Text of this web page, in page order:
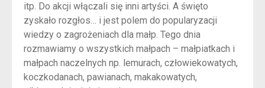
itp. Do akcji włączali się inni artyści. A święto
zyskało rozgłos… i jest polem do popularyzacji
wiedzy o zagrożeniach dla małp. Tego dnia
rozmawiamy o wszystkich małpach – małpiatkach i
małpach naczelnych np. lemurach, człowiekowatych,
koczkodanach, pawianach, makakowatych,